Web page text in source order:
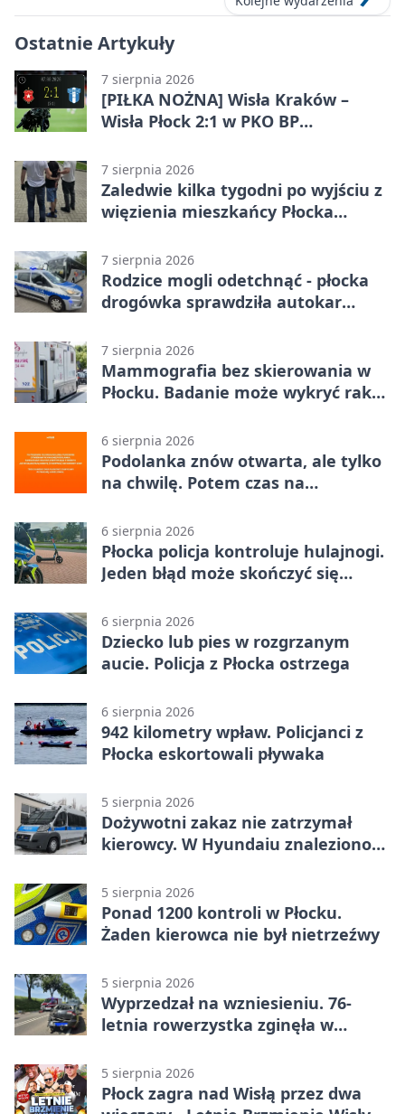
Ostatnie Artykuły
7 sierpnia 2026
[PIŁKA NOŻNA] Wisła Kraków –
Wisła Płock 2:1 w PKO BP
rozstrzygnęli mecz przed przerwą
7 sierpnia 2026
Zaledwie kilka tygodni po wyjściu z
więzienia mieszkańcy Płocka
7 sierpnia 2026
Rodzice mogli odetchnąć - płocka
drogówka sprawdziła autokar
7 sierpnia 2026
Mammografia bez skierowania w
Płocku. Badanie może wykryć raka,
6 sierpnia 2026
Podolanka znów otwarta, ale tylko
na chwilę. Potem czas na
6 sierpnia 2026
Płocka policja kontroluje hulajnogi.
Jeden błąd może skończyć się
6 sierpnia 2026
Dziecko lub pies w rozgrzanym
aucie. Policja z Płocka ostrzega
6 sierpnia 2026
942 kilometry wpław. Policjanci z
Płocka eskortowali pływaka
5 sierpnia 2026
Dożywotni zakaz nie zatrzymał
kierowcy. W Hyundaiu znaleziono
5 sierpnia 2026
Ponad 1200 kontroli w Płocku.
Żaden kierowca nie był nietrzeźwy
5 sierpnia 2026
Wyprzedzał na wzniesieniu. 76-
letnia rowerzystka zginęła w
5 sierpnia 2026
Płock zagra nad Wisłą przez dwa